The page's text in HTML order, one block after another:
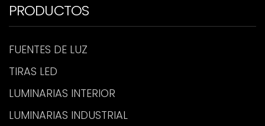
PRODUCTOS
FUENTES DE LUZ
TIRAS LED
LUMINARIAS INTERIOR
LUMINARIAS INDUSTRIAL